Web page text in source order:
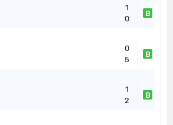
1
0
В
0
5
В
1
2
В